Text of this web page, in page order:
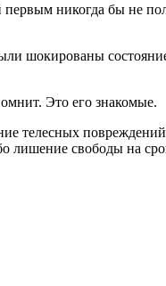
никогда бы не
шокированы
Это его знакомые.
телесных
лишение свободы на